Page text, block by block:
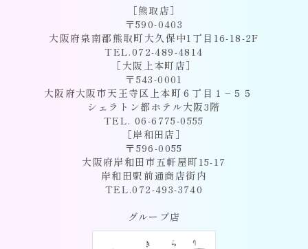
［熊取店］
〒590-0403
大阪府泉南郡熊取町大久保中1丁目16-18-2F
TEL.072-489-4814
［大阪上本町店］
〒543-0001
大阪府大阪市天王寺区上本町６丁目１−５５
シェラトン都ホテル大阪3階
TEL. 06-6775-0555
［岸和田店］
〒596-0055
大阪府岸和田市五軒屋町15-17
岸和田駅前通商店街内
TEL.072-493-3740
グループ店